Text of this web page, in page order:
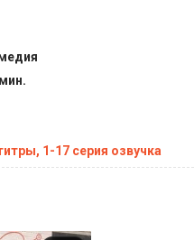
1-17 серия озвучка